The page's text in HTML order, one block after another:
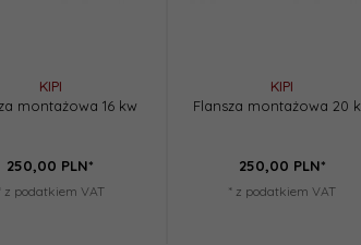
KIPI
montażowa 16 kw
250,00 PLN*
z podatkiem VAT
KIPI
Flansza montażowa 20
250,00 PLN*
* z podatkiem VAT